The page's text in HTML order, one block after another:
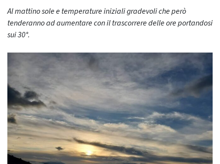
Al mattino sole e temperature iniziali gradevoli che però
tenderanno ad aumentare con il trascorrere delle ore portandosi
sui 30°.